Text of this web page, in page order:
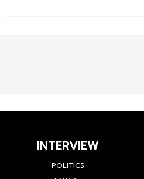
INTERVIEW
POLITICS